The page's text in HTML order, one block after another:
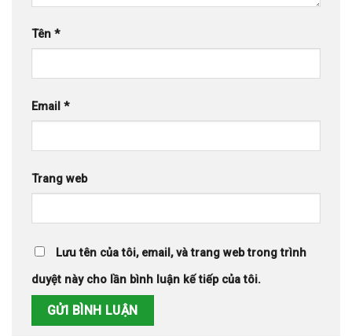
Tên *
Email *
Trang web
Lưu tên của tôi, email, và trang web trong trình
duyệt này cho lần bình luận kế tiếp của tôi.